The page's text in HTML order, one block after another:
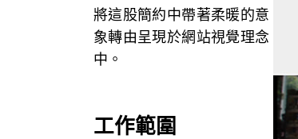
將這股簡約中帶著柔暖的意
象轉由呈現於網站視覺理念
中。
工作範圍